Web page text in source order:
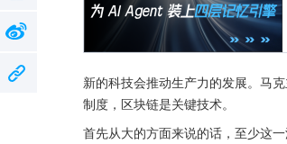
新的科技会推动生产力的发展。马
制度，区块链是关键技术。
首先从大的方面来说的话，至少这